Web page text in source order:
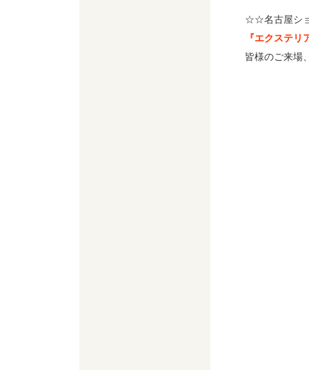
☆☆名古屋シ
『エクステリ
皆様のご来場